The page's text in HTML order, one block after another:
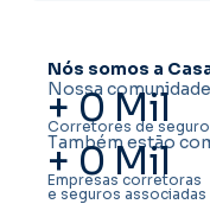
Nós somos a
Nossa
+0 Mil
Corretores de
Também estão
+0Mil
Empresas corretoras
e seguros associadas